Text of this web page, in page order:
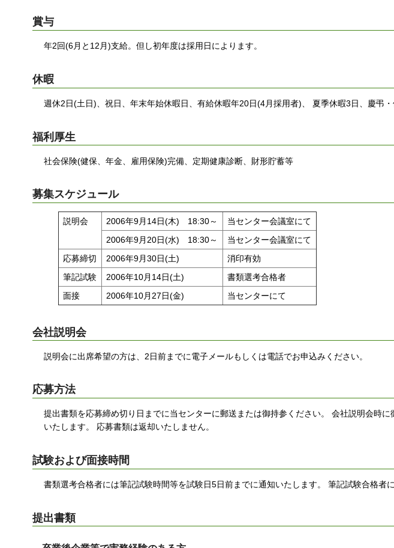
賞与
年2回(6月と12月)支給。但し初年度は採用日によります。
休暇
週休2日(土日)、祝日、年末年始休暇日、有給休暇年20日(4月採用者)、 夏季休暇3日、慶弔
福利厚生
社会保険(健保、年金、雇用保険)完備、定期健康診断、財形貯蓄等
募集スケジュール
説明会 2006年9月14日(木) 18:30～
当センター会議室にて
2006年9月20日(水) 18:30～
当センター会議室にて
応募締切
2006年9月30日(土)
消印有効
筆記試験
2006年10月14日(土)
書類選考合格者
面接
2006年10月27日(金) 当センターにて
会社説明会
説明会に出席希望の方は、2日前までに電子メールもしくは電話でお申込みください。
応募方法
提出書類を応募締め切り日までに当センターに郵送または御持参ください。 会社説明会時
いたします。 応募書類は返却いたしません。
試験および面接時間
書類選考合格者には筆記試験時間等を試験日5日前までに通知いたします。 筆記試験合格者
提出書類